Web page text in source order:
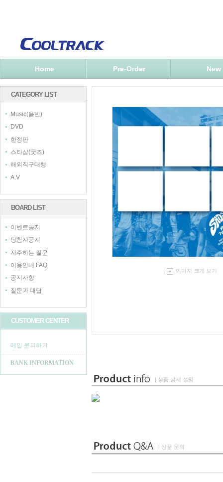
Home Pre-Order New
CATEGORY LIST
Music(음반)
DVD
한정판
스타샵(굿즈)
해외직구대행
A.V
BOARD LIST
이벤트공지
당첨자공지
자주하는 질문
이용안내 FAQ
공지사항
질문과 대답
CUSTOMER CENTER
메일 문의하기
BANK INFORMATION
이미지 크게 보기
| 상품 상세 설명
| 상품 문의